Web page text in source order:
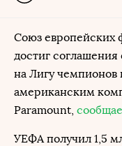
Союз европейских
достиг
на Лигу чемпионов
американским
Paramount,
УЕФА получил 1,5